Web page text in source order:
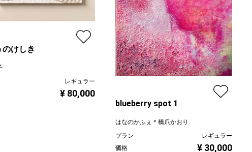
のけしき
レギュラー
¥ 80,000
blueberry spot 1
はなのかふぇ＊橋爪かおり
プラン
レギュラー
価格
¥ 30,000